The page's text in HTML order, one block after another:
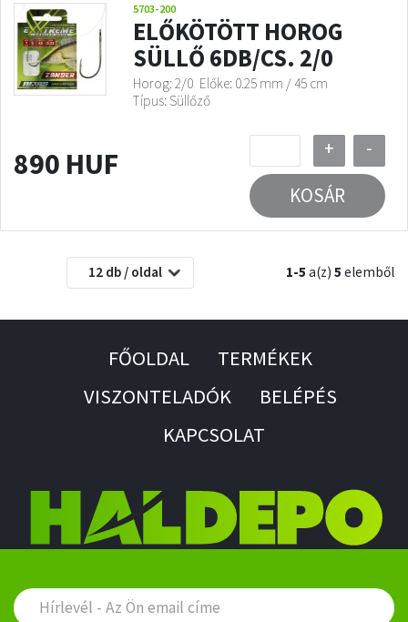
5703-200
ELŐKÖTÖTT HOROG
SÜLLŐ 6DB/CS. 2/0
Horog: 2/0 Előke: 0.25 mm / 45 cm
Típus: Süllőző
890 HUF +
-
KOSÁR
12 db / oldal 1-5 a(z) 5 elemből
FŐOLDAL
TERMÉKEK
VISZONTELADÓK
BELÉPÉS
KAPCSOLAT